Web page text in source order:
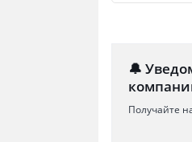
🔔
Получайте